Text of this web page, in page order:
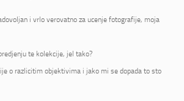
i vrlo verovatno za ucenje fotografije, moja
te kolekcije, jel tako?
o razlicitim objektivima i jako mi se dopada to sto